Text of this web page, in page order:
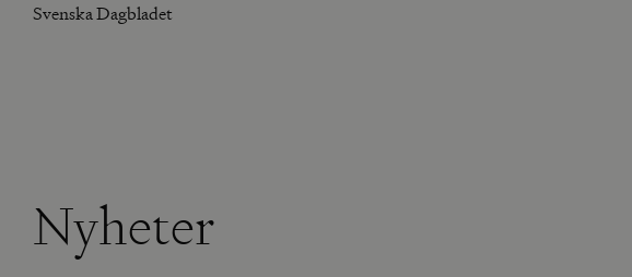
Svenska Dagbladet
Nyheter